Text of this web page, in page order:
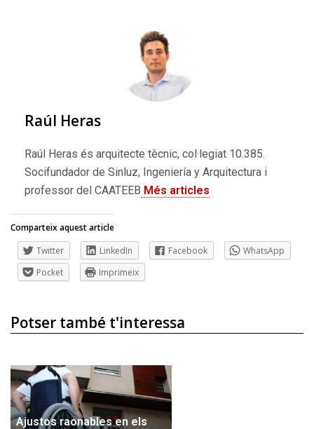
Raúl Heras
Raúl Heras és arquitecte tècnic, col·legiat 10.385.
Socifundador de Sinluz, Ingeniería y Arquitectura i
professor del CAATEEB Més articles
Comparteix aquest article
Twitter
LinkedIn Facebook
WhatsApp
Pocket
Imprimeix
Potser també t'interessa
Ajustos raonables en els